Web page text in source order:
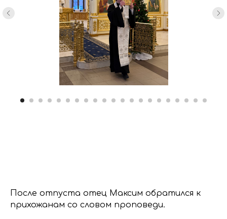
После отпуста отец Максим обратился к
прихожанам со словом проповеди.